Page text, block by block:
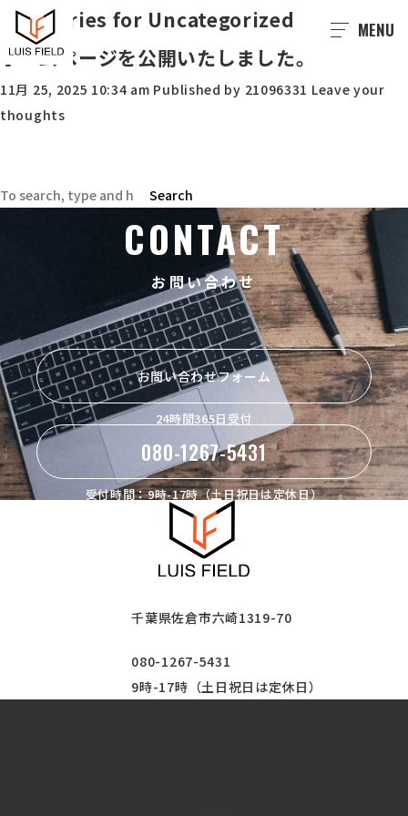
MENU
Categories for Uncategorized
ホームページを公開いたしました。
11月 25, 2025 10:34 am Published by 21096331 Leave your
thoughts
Search
CONTACT
お問い合わせ
お問い合わせフォーム
24時間365日受付
080-1267-5431
受付時間：9時-17時（土日祝日は定休日）
千葉県佐倉市六崎1319-70
080-1267-5431
9時-17時（土日祝日は定休日）